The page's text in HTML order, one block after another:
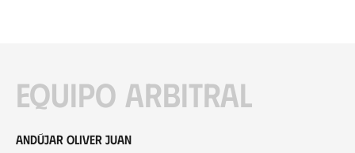
Equipo arbitral
Andújar Oliver Juan